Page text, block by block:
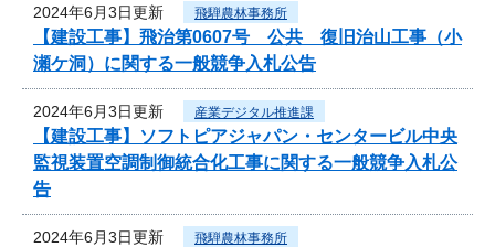
2024年6月3日更新 飛騨農林事務所
【建設工事】飛治第0607号 公共 復旧治山工事（小
瀬ケ洞）に関する一般競争入札公告
2024年6月3日更新 産業デジタル推進課
【建設工事】ソフトピアジャパン・センタービル中央
監視装置空調制御統合化工事に関する一般競争入札公
告
2024年6月3日更新 飛騨農林事務所